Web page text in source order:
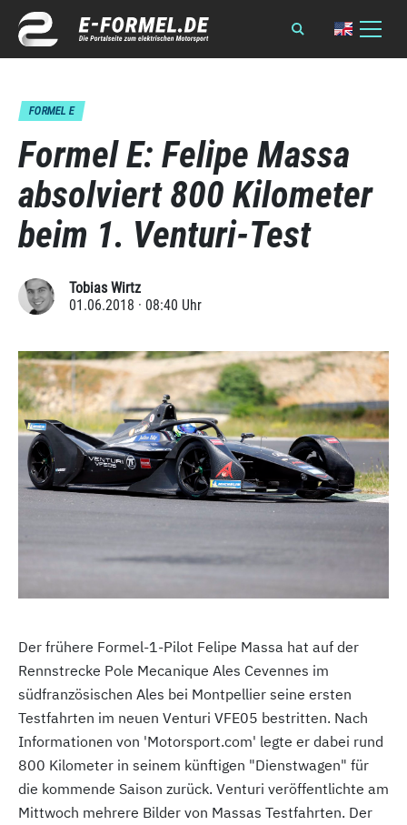
FORMEL E
Formel E: Felipe Massa
absolviert 800 Kilometer
beim 1. Venturi-Test
Tobias Wirtz
01.06.2018 · 08:40 Uhr
Der frühere Formel-1-Pilot Felipe Massa hat auf der
Rennstrecke Pole Mecanique Ales Cevennes im
südfranzösischen Ales bei Montpellier seine ersten
Testfahrten im neuen Venturi VFE05 bestritten. Nach
Informationen von 'Motorsport.com' legte er dabei rund
800 Kilometer in seinem künftigen "Dienstwagen" für
die kommende Saison zurück. Venturi veröffentlichte am
Mittwoch mehrere Bilder von Massas Testfahrten. Der